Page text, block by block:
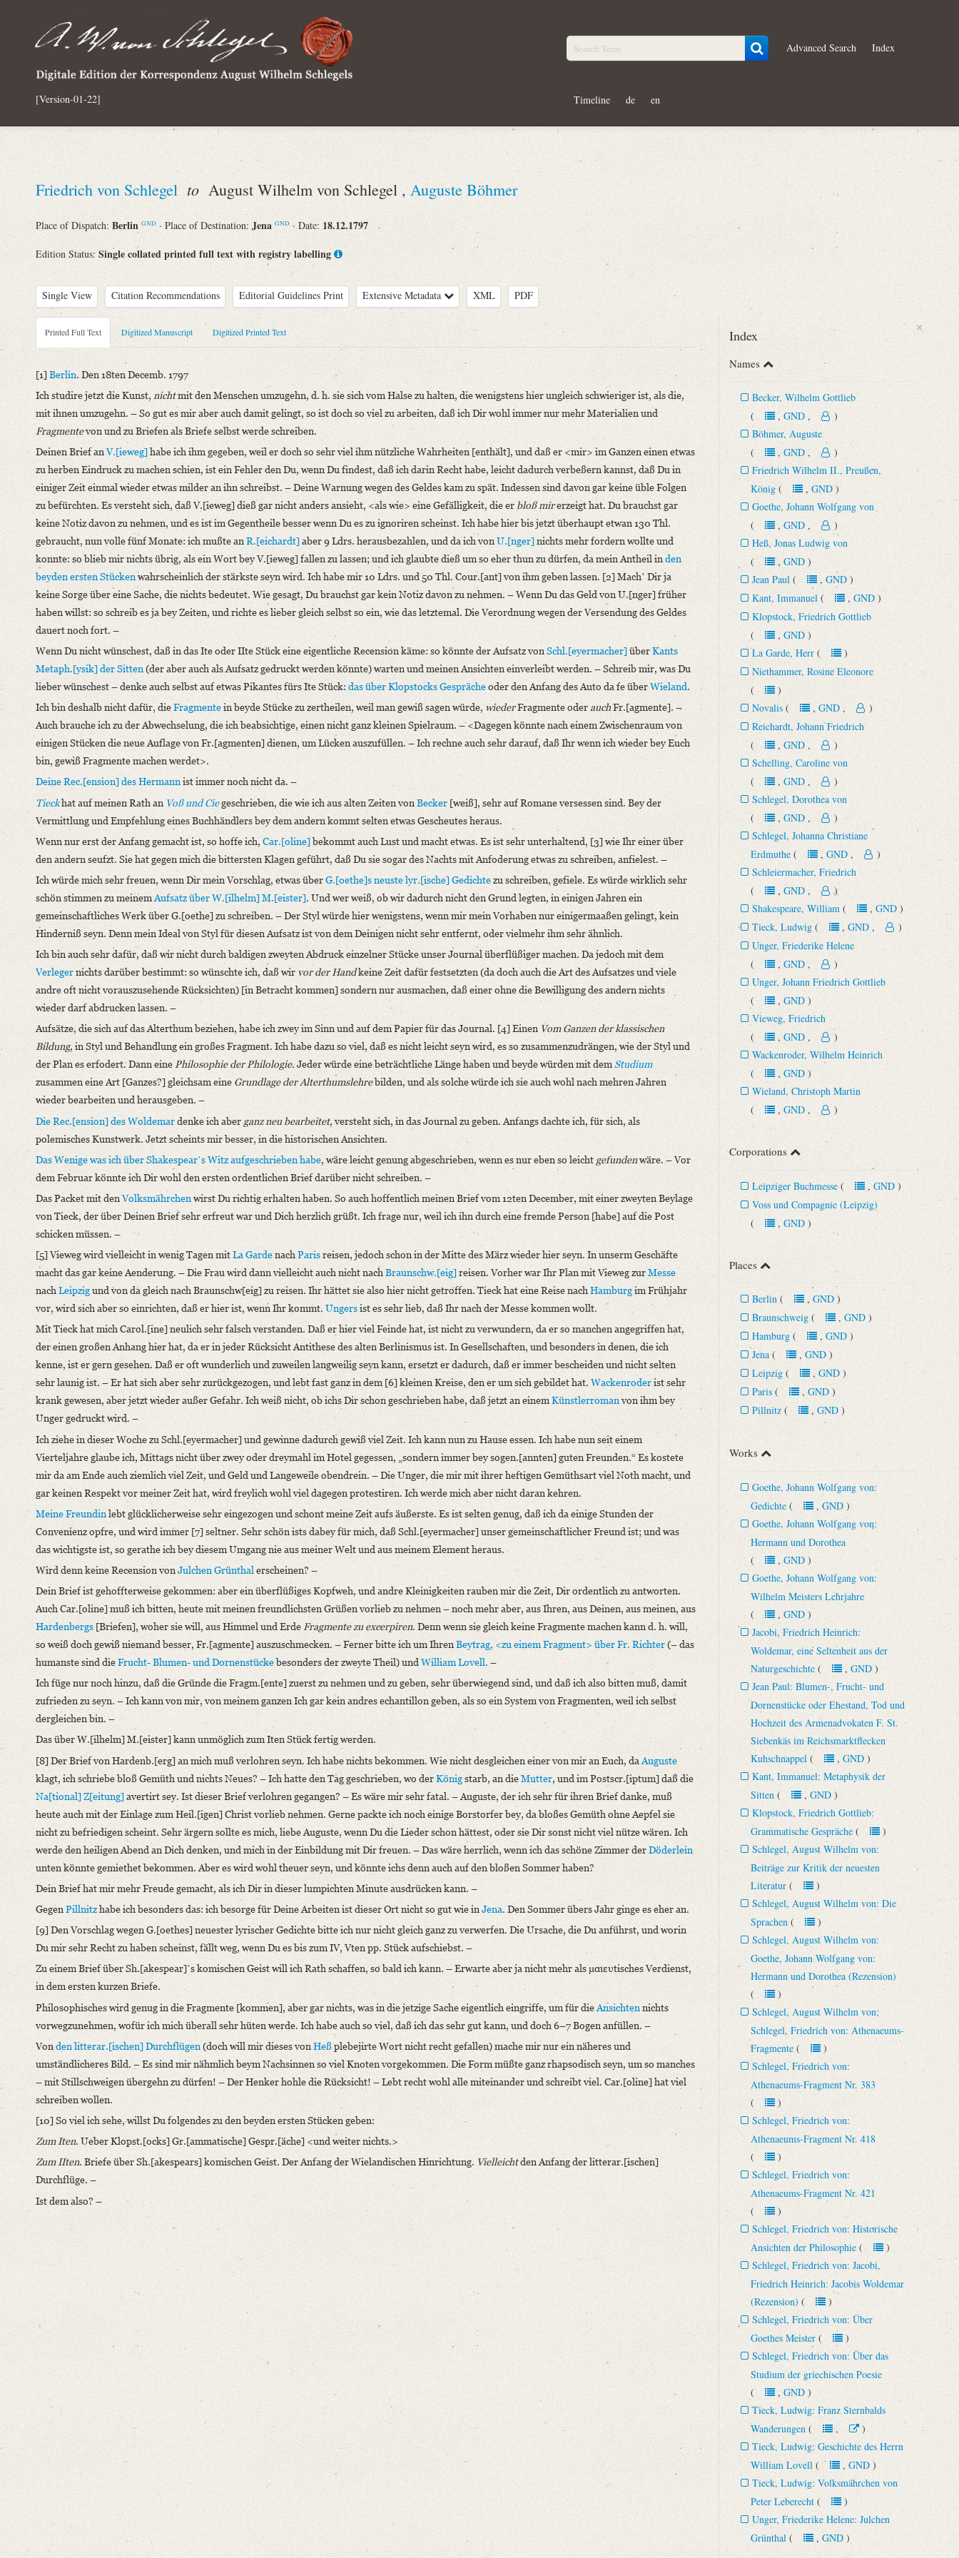
[Version-01-22]
Advanced Search Index
Timeline de en
Friedrich von Schlegel to August Wilhelm von Schlegel , Auguste Böhmer
Place of Dispatch: Berlin GND · Place of Destination: Jena GND · Date: 18.12.1797
Edition Status: Single collated printed full text with registry labelling
Single View Citation Recommendations Editorial Guidelines Print Extensive Metadata XML PDF
Metadata Concerning Header
Sender: Friedrich von Schlegel
Recipient: August Wilhelm von Schlegel, Auguste Böhmer
Place of Dispatch: Berlin
Place of Destination: Jena
Date: 18.12.1797
Notations: Empfangsort erschlossen.
Printed Text
Bibliography: Kritische Friedrich-Schlegel-Ausgabe. Bd. 24. Dritte Abteilung: Briefe von und an Friedrich und Dorothea Schlegel. Die Periode des Athenäums (25. Juli 1797 ‒ Ende August 1799). Mit
Einleitung und Kommentar hg. v. Raymond Immerwahr. Paderborn 1985, S. 64‒68.
Incipit: „[1] Berlin. Den 18ten Decemb. 1797
Ich studire jetzt die Kunst, nicht mit den Menschen umzugehn, d. h. sie sich vom Halse [...]“
Manuscript
Provider: Dresden, Sächsische Landesbibliothek - Staats- und Universitätsbibliothek
OAI Id: DE-1a-34222
Classification Number: Mscr.Dresd.e.90,XIX,Bd.24.b,Nr.98
Number of Pages: 10 S. auf Doppelbl., hs.
Format: 18,8 x 11,4 cm
Language
German
Printed Full Text Digitized Manuscript Digitized Printed Text
[1]Berlin. Den 18ten Decemb. 1797
Ich studire jetzt die Kunst, nichtmit den Menschen umzugehn, d. h. sie sich vom Halse zu halten, die wenigstens hier ungleich schwieriger ist, als die,
mit ihnen umzugehn. – So gut es mir aber auch damit gelingt, so ist doch so viel zu arbeiten, daß ich Dir wohl immer nur mehr Materialien und
Fragmentevon und zu Briefen als Briefe selbst werde schreiben.
Deinen Brief anV.[ieweg]habe ich ihm gegeben, weil er doch so sehr viel ihm nützliche Wahrheiten [enthält], und daß er <mir> im Ganzen einen etwas
zu herben Eindruck zu machen schien, ist ein Fehler den Du, wenn Du findest, daß ich darin Recht habe, leicht dadurch verbeßern kannst, daß Du in
einiger Zeit einmal wieder etwas milder an ihn schreibst. – Deine Warnung wegen des Geldes kam zu spät. Indessen sind davon gar keine üble Folgen
zu befürchten. Es versteht sich, daß V.[ieweg] dieß gar nicht anders ansieht, <als wie> eine Gefälligkeit, die er bloß mirerzeigt hat. Du brauchst gar
keine Notiz davon zu nehmen, und es ist im Gegentheile besser wenn Du es zu ignoriren scheinst. Ich habe hier bis jetzt überhaupt etwan 130 Thl.
gebraucht, nun volle fünf Monate: ich mußte anR.[eichardt]aber 9 Ldrs. herausbezahlen, und da ich vonU.[nger]nichts mehr fordern wollte und
konnte: so blieb mir nichts übrig, als ein Wort bey V.[ieweg] fallen zu lassen; und ich glaubte dieß um so eher thun zu dürfen, da mein Antheil inden
beyden ersten Stückenwahrscheinlich der stärkste seyn wird. Ich habe mir 10 Ldrs. und 50 Thl. Cour.[ant] von ihm geben lassen. [2] Machʼ Dir ja
keine Sorge über eine Sache, die nichts bedeutet. Wie gesagt, Du brauchst gar kein Notiz davon zu nehmen. – Wenn Du das Geld von U.[nger] früher
haben willst: so schreib es ja bey Zeiten, und richte es lieber gleich selbst so ein, wie das letztemal. Die Verordnung wegen der Versendung des Geldes
dauert noch fort. –
Wenn Du nicht wünschest, daß in das Ite oder IIte Stück eine eigentliche Recension käme: so könnte der Aufsatz vonSchl.[eyermacher]überKants
Metaph.[ysik] der Sitten(der aber auch als Aufsatz gedruckt werden könnte) warten und meinen Ansichten einverleibt werden. – Schreib mir, was Du
lieber wünschest – denke auch selbst auf etwas Pikantes fürs Ite Stück: das überKlopstocksGesprächeoder den Anfang des Auto da fe überWieland.
Ich bin deshalb nicht dafür, dieFragmentein beyde Stücke zu zertheilen, weil man gewiß sagen würde, wiederFragmente oder auchFr.[agmente]. –
Auch brauche ich zu der Abwechselung, die ich beabsichtige, einen nicht ganz kleinen Spielraum. – <Dagegen könnte nach einem Zwischenraum von
einigen Stücken die neue Auflage von Fr.[agmenten] dienen, um Lücken auszufüllen. – Ich rechne auch sehr darauf, daß Ihr wenn ich wieder bey Euch
bin, gewiß Fragmente machen werdet>.
Deine Rec.[ension] desHermannist immer noch nicht da. –
Tieckhat auf meinen Rath an Voß und Ciegeschrieben, die wie ich aus alten Zeiten von Becker [weiß], sehr auf Romane versessen sind. Bey der
Vermittlung und Empfehlung eines Buchhändlers bey dem andern kommt selten etwas Gescheutes heraus.
Wenn nur erst der Anfang gemacht ist, so hoffe ich, Car.[oline]bekommt auch Lust und macht etwas. Es ist sehr unterhaltend, [3] wie Ihr einer über
den andern seufzt. Sie hat gegen mich die bittersten Klagen geführt, daß Du sie sogar des Nachts mit Anfoderung etwas zu schreiben, anfielest. –
Ich würde mich sehr freuen, wenn Dir mein Vorschlag, etwas überG.[oethe]sneuste lyr.[ische] Gedichtezu schreiben, gefiele. Es würde wirklich sehr
schön stimmen zu meinemAufsatz überW.[ilhelm] M.[eister]. Und wer weiß, ob wir dadurch nicht den Grund legten, in einigen Jahren ein
gemeinschaftliches Werk über G.[oethe] zu schreiben. – Der Styl würde hier wenigstens, wenn mir mein Vorhaben nur einigermaaßen gelingt, kein
Hinderniß seyn. Denn mein Ideal von Styl für diesen Aufsatz ist von dem Deinigen nicht sehr entfernt, oder vielmehr ihm sehr ähnlich.
Ich bin auch sehr dafür, daß wir nicht durch baldigen zweyten Abdruck einzelner Stücke unser Journal überflüßiger machen. Da jedoch mit dem
Verlegernichts darüber bestimmt: so wünschte ich, daß wir vor der Handkeine Zeit dafür festsetzten (da doch auch die Art des Aufsatzes und viele
andre oft nicht vorauszusehende Rücksichten) [in Betracht kommen] sondern nur ausmachen, daß einer ohne die Bewilligung des andern nichts
wieder darf abdrucken lassen. –
Aufsätze, die sich auf das Alterthum beziehen, habe ich zwey im Sinn und auf dem Papier für das Journal. [4] Einen Vom Ganzen der klassischen
Bildung, in Styl und Behandlung ein großes Fragment. Ich habe dazu so viel, daß es nicht leicht seyn wird, es so zusammenzudrängen, wie der Styl und
der Plan es erfodert. Dann eine Philosophie der Philologie. Jeder würde eine beträchtliche Länge haben und beyde würden mit dem Studium
zusammen eine Art [Ganzes?] gleichsam eine Grundlage der Alterthumslehrebilden, und als solche würde ich sie auch wohl nach mehren Jahren
wieder bearbeiten und herausgeben. –
Die Rec.[ension] desWoldemardenke ich aber ganz neu bearbeitet, versteht sich, in das Journal zu geben. Anfangs dachte ich, für sich, als
polemisches Kunstwerk. Jetzt scheints mir besser, in die historischen Ansichten.
Das Wenige was ich überShakespearʼsWitz aufgeschrieben habe, wäre leicht genung abgeschrieben, wenn es nur eben so leicht gefundenwäre. – Vor
dem Februar könnte ich Dir wohl den ersten ordentlichen Brief darüber nicht schreiben. –
Das Packet mit denVolksmährchenwirst Du richtig erhalten haben. So auch hoffentlich meinen Brief vom 12ten December, mit einer zweyten Beylage
von Tieck, der über Deinen Brief sehr erfreut war und Dich herzlich grüßt. Ich frage nur, weil ich ihn durch eine fremde Person [habe] auf die Post
schicken müssen. –
[5] Vieweg wird vielleicht in wenig Tagen mitLa Gardenach Parisreisen, jedoch schon in der Mitte des März wieder hier seyn. In unserm Geschäfte
macht das gar keine Aenderung. – Die Frau wird dann vielleicht auch nicht nach Braunschw.[eig]reisen. Vorher war Ihr Plan mit Vieweg zurMesse
nach Leipzigund von da gleich nach Braunschw[eig] zu reisen. Ihr hättet sie also hier nicht getroffen. Tieck hat eine Reise nach Hamburgim Frühjahr
vor, wird sich aber so einrichten, daß er hier ist, wenn Ihr kommt. Ungersist es sehr lieb, daß Ihr nach der Messe kommen wollt.
Mit Tieck hat mich Carol.[ine] neulich sehr falsch verstanden. Daß er hier viel Feinde hat, ist nicht zu verwundern, da er so manchen angegriffen hat,
der einen großen Anhang hier hat, da er in jeder Rücksicht Antithese des alten Berlinismus ist. In Gesellschaften, und besonders in denen, die ich
kenne, ist er gern gesehen. Daß er oft wunderlich und zuweilen langweilig seyn kann, ersetzt er dadurch, daß er immer bescheiden und nicht selten
sehr launig ist. – Er hat sich aber sehr zurückgezogen, und lebt fast ganz in dem [6] kleinen Kreise, den er um sich gebildet hat. Wackenroderist sehr
krank gewesen, aber jetzt wieder außer Gefahr. Ich weiß nicht, ob ichs Dir schon geschrieben habe, daß jetzt an einemKünstlerromanvon ihm bey
Unger gedruckt wird. –
Ich ziehe in dieser Woche zu Schl.[eyermacher] und gewinne dadurch gewiß viel Zeit. Ich kann nun zu Hause essen. Ich habe nun seit einem
Vierteljahre glaube ich, Mittags nicht über zwey oder dreymahl im Hotel gegessen, „sondern immer bey sogen.[annten] guten Freunden.“ Es kostete
mir da am Ende auch ziemlich viel Zeit, und Geld und Langeweile obendrein. – Die Unger, die mir mit ihrer heftigen Gemüthsart viel Noth macht, und
gar keinen Respekt vor meiner Zeit hat, wird freylich wohl viel dagegen protestiren. Ich werde mich aber nicht daran kehren.
Meine Freundinlebt glücklicherweise sehr eingezogen und schont meine Zeit aufs äußerste. Es ist selten genug, daß ich da einige Stunden der
Convenienz opfre, und wird immer [7] seltner. Sehr schön ists dabey für mich, daß Schl.[eyermacher] unser gemeinschaftlicher Freund ist; und was
das wichtigste ist, so gerathe ich bey diesem Umgang nie aus meiner Welt und aus meinem Element heraus.
Wird denn keine Recension vonJulchen Grünthal erscheinen? –
Dein Brief ist gehoffterweise gekommen: aber ein überflüßiges Kopfweh, und andre Kleinigkeiten rauben mir die Zeit, Dir ordentlich zu antworten.
Auch Car.[oline] muß ich bitten, heute mit meinen freundlichsten Grüßen vorlieb zu nehmen – noch mehr aber, aus Ihren, aus Deinen, aus meinen, aus
Hardenbergs [Briefen], woher sie will, aus Himmel und Erde Fragmente zu excerpiren. Denn wenn sie gleich keine Fragmente machen kann d. h. will,
so weiß doch gewiß niemand besser, Fr.[agmente] auszuschmecken. – Ferner bitte ich um IhrenBeytrag, <zu einem Fragment> überFr. Richter(– das
humanste sind dieFrucht- Blumen- und Dornenstückebesonders der zweyte Theil) und William Lovell. –
Ich füge nur noch hinzu, daß die Gründe die Fragm.[ente] zuerst zu nehmen und zu geben, sehr überwiegend sind, und daß ich also bitten muß, damit
zufrieden zu seyn. – Ich kann von mir, von meinem ganzen Ich gar kein andres echantillon geben, als so ein System von Fragmenten, weil ich selbst
dergleichen bin. –
Das über W.[ilhelm] M.[eister] kann unmöglich zum Iten Stück fertig werden.
[8] Der Brief von Hardenb.[erg] an mich muß verlohren seyn. Ich habe nichts bekommen. Wie nicht desgleichen einer von mir an Euch, da Auguste
klagt, ich schriebe bloß Gemüth und nichts Neues? – Ich hatte den Tag geschrieben, wo derKönigstarb, an dieMutter, und im Postscr.[iptum] daß die
Na[tional] Z[eitung] avertirt sey. Ist dieser Brief verlohren gegangen? – Es wäre mir sehr fatal. – Auguste, der ich sehr für ihren Brief danke, muß
heute auch mit der Einlage zum Heil.[igen] Christ vorlieb nehmen. Gerne packte ich noch einige Borstorfer bey, da bloßes Gemüth ohne Aepfel sie
nicht zu befriedigen scheint. Sehr ärgern sollte es mich, liebe Auguste, wenn Du die Lieder schon hättest, oder sie Dir sonst nicht viel nütze wären. Ich
werde den heiligen Abend an Dich denken, und mich in der Einbildung mit Dir freuen. – Das wäre herrlich, wenn ich das schöne Zimmer derDöderlein
unten könnte gemiethet bekommen. Aber es wird wohl theuer seyn, und könnte ichs denn auch auf den bloßen Sommer haben?
Dein Brief hat mir mehr Freude gemacht, als ich Dir in dieser lumpichten Minute ausdrücken kann. –
Gegen Pillnitzhabe ich besonders das: ich besorge für Deine Arbeiten ist dieser Ort nicht so gut wie inJena. Den Sommer übers Jahr ginge es eher an.
[9] Den Vorschlag wegen G.[oethes] neuester lyrischer Gedichte bitte ich nur nicht gleich ganz zu verwerfen. Die Ursache, die Du anführst, und worin
Du mir sehr Recht zu haben scheinst, fällt weg, wenn Du es bis zum IV, Vten pp. Stück aufschiebst. –
Zu einem Brief über Sh.[akespear]ʼs komischen Geist will ich Rath schaffen, so bald ich kann. – Erwarte aber ja nicht mehr als μαιευtisches Verdienst,
in dem ersten kurzen Briefe.
Philosophisches wird genug in die Fragmente [kommen], aber gar nichts, was in die jetzige Sache eigentlich eingriffe, um für dieAnsichtennichts
vorwegzunehmen, wofür ich mich überall sehr hüten werde. Ich habe auch so viel, daß ich das sehr gut kann, und doch 6–7 Bogen anfüllen. –
Vonden litterar.[ischen] Durchflügen(doch will mir dieses vonHeßplebejirte Wort nicht recht gefallen) mache mir nur ein näheres und
umständlicheres Bild. – Es sind mir nähmlich beym Nachsinnen so viel Knoten vorgekommen. Die Form müßte ganz rhapsodisch seyn, um so manches
– mit Stillschweigen übergehn zu dürfen! – Der Henker hohle die Rücksicht! – Lebt recht wohl alle miteinander und schreibt viel. Car.[oline] hat viel
schreiben wollen.
[10] So viel ich sehe, willst Du folgendes zu den beyden ersten Stücken geben:
Zum Iten. Ueber Klopst.[ocks] Gr.[ammatische] Gespr.[äche] <und weiter nichts.>
Zum IIten. Briefe über Sh.[akespears] komischen Geist. Der Anfang der Wielandischen Hinrichtung. Vielleichtden Anfang der litterar.[ischen]
Durchflüge. –
Ist dem also? –
×
Index
Names
Becker, Wilhelm Gottlieb
(, GND, )
Böhmer, Auguste
(, GND, )
Friedrich Wilhelm II., Preußen,
König (, GND)
Goethe, Johann Wolfgang von
(, GND, )
Heß, Jonas Ludwig von
(, GND)
Jean Paul (, GND)
Kant, Immanuel (, GND)
Klopstock, Friedrich Gottlieb
(, GND)
La Garde, Herr ()
Niethammer, Rosine Eleonore
()
Novalis (, GND, )
Reichardt, Johann Friedrich
(, GND, )
Schelling, Caroline von
(, GND, )
Schlegel, Dorothea von
(, GND, )
Schlegel, Johanna Christiane
Erdmuthe (, GND, )
Schleiermacher, Friedrich
(, GND, )
Shakespeare, William (, GND)
Tieck, Ludwig (, GND, )
Unger, Friederike Helene
(, GND, )
Unger, Johann Friedrich Gottlieb
(, GND)
Vieweg, Friedrich
(, GND, )
Wackenroder, Wilhelm Heinrich
(, GND)
Wieland, Christoph Martin
(, GND, )
Corporations
Leipziger Buchmesse (, GND)
Voss und Compagnie (Leipzig)
(, GND)
Places
Berlin (, GND)
Braunschweig (, GND)
Hamburg (,GND)
Jena (, GND)
Leipzig (, GND)
Paris (, GND)
Pillnitz (, GND)
Works
Goethe, Johann Wolfgang von:
Gedichte (, GND)
Goethe, Johann Wolfgang von:
Hermann und Dorothea
(, GND)
Goethe, Johann Wolfgang von:
Wilhelm Meisters Lehrjahre
(, GND)
Jacobi, Friedrich Heinrich:
Woldemar, eine Seltenheit aus der
Naturgeschichte (, GND)
Jean Paul: Blumen-, Frucht- und
Dornenstücke oder Ehestand, Tod und
Hochzeit des Armenadvokaten F. St.
Siebenkäs im Reichsmarktflecken
Kuhschnappel (, GND)
Kant, Immanuel: Metaphysik der
Sitten (, GND)
Klopstock, Friedrich Gottlieb:
Grammatische Gespräche ()
Schlegel, August Wilhelm von:
Beiträge zur Kritik der neuesten
Literatur ()
Schlegel, August Wilhelm von: Die
Sprachen ()
Schlegel, August Wilhelm von:
Goethe, Johann Wolfgang von:
Hermann und Dorothea (Rezension)
()
Schlegel, August Wilhelm von;
Schlegel, Friedrich von: Athenaeums-
Fragmente ()
Schlegel, Friedrich von:
Athenaeums-Fragment Nr. 383
()
Schlegel, Friedrich von:
Athenaeums-Fragment Nr. 418
()
Schlegel, Friedrich von:
Athenaeums-Fragment Nr. 421
()
Schlegel, Friedrich von: Historische
Ansichten der Philosophie ()
Schlegel, Friedrich von: Jacobi,
Friedrich Heinrich: Jacobis Woldemar
(Rezension) ()
Schlegel, Friedrich von: Über
Goethes Meister ()
Schlegel, Friedrich von: Über das
Studium der griechischen Poesie
(, GND)
Tieck, Ludwig: Franz Sternbalds
Wanderungen (,)
Tieck, Ludwig: Geschichte des Herrn
William Lovell (, GND)
Tieck, Ludwig: Volksmährchen von
Peter Leberecht ()
Unger, Friederike Helene: Julchen
Grünthal (, GND)